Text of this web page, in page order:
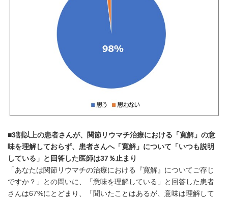
■3割以上の患者さんが、関節リウマチ治療における「寛解」の意
味を理解しておらず、患者さんへ「寛解」について「いつも説明
している」と回答した医師は37％止まり
「あなたは関節リウマチの治療における『寛解』についてご存じ
ですか？」との問いに、「意味を理解している」と回答した患者
さんは67%にとどまり、「聞いたことはあるが、意味は理解して